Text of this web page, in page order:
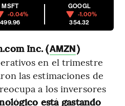
MSFT
-0.04%
499.96
GOOGL
-1.00%
354.32
Inc. (AMZN)
en el trimestre
las estimaciones de
a los inversores
está gastando